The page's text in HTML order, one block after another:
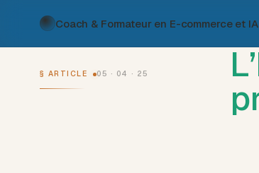
Coach & Formateur en E-commerce et IA
§ ARTICLE 05 · 04 · 25